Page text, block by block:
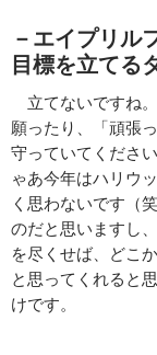
－エイプリル
目標を立てる
立てないですね
願ったり、「頑張
守っていてくださ
ゃあ今年はハリウ
く思わないです（
のだと思いますし
を尽くせば、どこ
と思ってくれると
けです。